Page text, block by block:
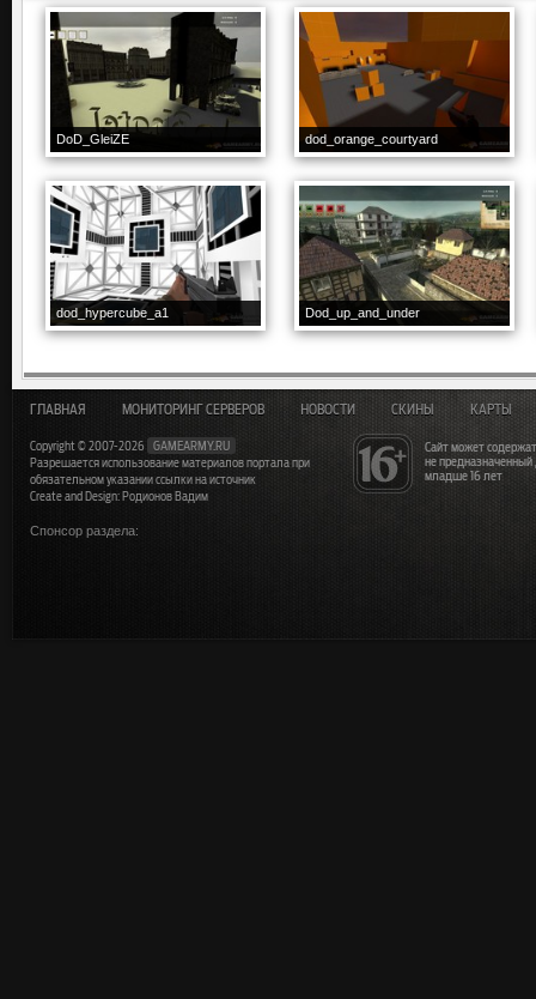
DoD_GleiZE dod_orange_courtyard
dod_hypercube_a1 Dod_up_and_under
Сайт может
не
младше 16 лет
ГЛАВНАЯ МОНИТОРИНГ СЕРВЕРОВ НОВОСТИ СКИНЫ КАРТЫ
Copyright © 2007-2026
GAMEARMY.RU
Разрешается использование материалов портала при
обязательном указании ссылки на источник
Create and Design: Родионов Вадим
Спонсор раздела: